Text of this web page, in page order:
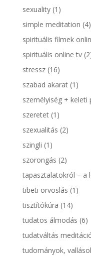
sexuality(1)
simple meditation (4)
spirituális filmek
spirituális online tv
stressz(16)
szabad akarat(1)
személyiség + keleti
szeretet(1)
szexualitás (2)
szingli (1)
szorongás (2)
tapasztalatokról – a
tibeti orvoslás (1)
tisztítókúra (14)
tudatos álmodás (6)
tudatváltás
tudományok,